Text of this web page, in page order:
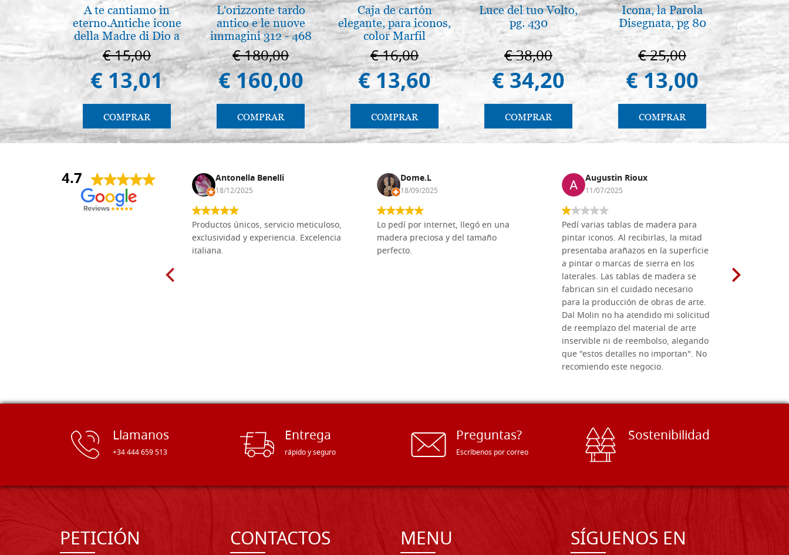
A te cantiamo in
eterno.Antiche icone
della Madre di Dio a
Vladimir e Suzdal
(libro-cal. 2019)
€ 15,00
€ 13,01
COMPRAR
L'orizzonte tardo
antico e le nuove
immagini 312 - 468
€ 180,00
€ 160,00
COMPRAR
Caja de cartón
elegante, para iconos,
color Marfil
€ 16,00
€ 13,60
COMPRAR
Luce del tuo Volto,
pg. 430
€ 38,00
€ 34,20
COMPRAR
Icona, la Parola
Disegnata, pg 80
€ 25,00
€ 13,00
COMPRAR
Madre
ternura
€
€
4.7
Anna Maria Negri Antonella Benelli
18/12/2025
Productos únicos, servicio meticuloso,
exclusividad y experiencia. Excelencia
italiana.
Dome.L
18/09/2025
Lo pedí por internet, llegó en una
madera preciosa y del tamaño
perfecto.
Augustin Rioux
11/07/2025
Pedí varias tablas de madera para
pintar iconos. Al recibirlas, la mitad
presentaba arañazos en la superficie
a pintar o marcas de sierra en los
laterales. Las tablas de madera se
fabrican sin el cuidado necesario
para la producción de obras de arte.
Dal Molin no ha atendido mi solicitud
de reemplazo del material de arte
inservible ni de reembolso, alegando
que "estos detalles no importan". No
recomiendo este negocio.
Llamanos
+34 444 659 513
Entrega
rápido y seguro
Preguntas?
Escríbenos por correo
Sostenibilidad
PETICIÓN CONTACTOS MENU SÍGUENOS EN